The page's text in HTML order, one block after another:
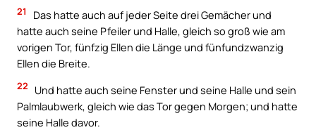
21
Das hatte auch auf jeder Seite drei Gemächer und
hatte auch seine Pfeiler und Halle, gleich so groß wie am
vorigen Tor, fünfzig Ellen die Länge und fünfundzwanzig
Ellen die Breite.
22
Und hatte auch seine Fenster und seine Halle und sein
Palmlaubwerk, gleich wie das Tor gegen Morgen; und hatte
seine Halle davor.